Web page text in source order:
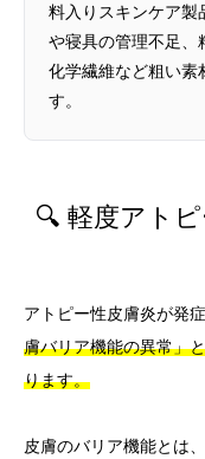
料入りスキンケア製
や寝具の管理不足、
化学繊維など粗い素
す。
🔍 軽度アト
アトピー性皮膚炎が発
膚バリア機能の異常」
ります。
皮膚のバリア機能とは